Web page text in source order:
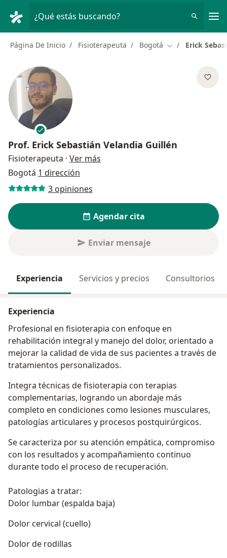
¿Qué estás buscando?
Página De Inicio Fisioterapeuta Bogotá Cambiar de
Erick
Prof. Erick Sebastián Velandia Guillén
Fisioterapeuta · Ver más
Bogotá 1 dirección
3 opiniones
Agendar cita
Enviar mensaje
Experiencia Servicios y precios Consultorios
Experiencia
Profesional en fisioterapia con enfoque en
rehabilitación integral y manejo del dolor, orientado a
mejorar la calidad de vida de sus pacientes a través de
tratamientos personalizados.
Integra técnicas de fisioterapia con terapias
complementarias, logrando un abordaje más
completo en condiciones como lesiones musculares,
patologías articulares y procesos postquirúrgicos.
Se caracteriza por su atención empática, compromiso
con los resultados y acompañamiento continuo
durante todo el proceso de recuperación.
Patologias a tratar:
Dolor lumbar (espalda baja)
Dolor cervical (cuello)
Dolor de rodillas